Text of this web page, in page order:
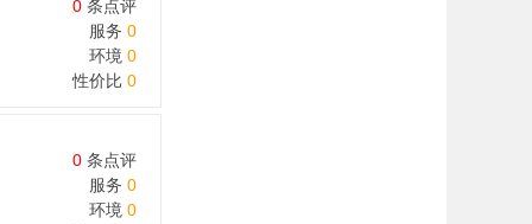
0 条点评
服务 0
环境 0
性价比 0
0 条点评
服务 0
环境 0